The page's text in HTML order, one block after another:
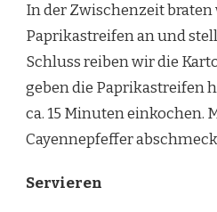
In der Zwischenzeit braten
Paprikastreifen an und
Schluss reiben wir die
geben die Paprikastreifen
ca. 15 Minuten einkochen.
Cayennepfeffer
Servieren